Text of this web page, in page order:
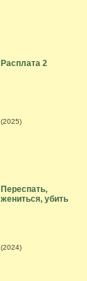
Расплата 2
(2025)
Переспать,
жениться, убить
(2024)